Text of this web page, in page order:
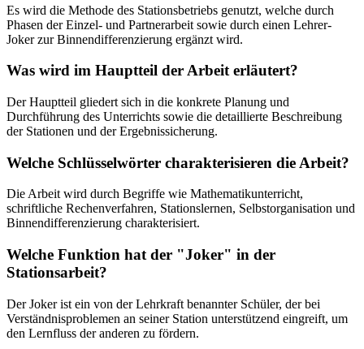
Es wird die Methode des Stationsbetriebs genutzt, welche durch
Phasen der Einzel- und Partnerarbeit sowie durch einen Lehrer-
Joker zur Binnendifferenzierung ergänzt wird.
Was wird im Hauptteil der Arbeit erläutert?
Der Hauptteil gliedert sich in die konkrete Planung und
Durchführung des Unterrichts sowie die detaillierte Beschreibung
der Stationen und der Ergebnissicherung.
Welche Schlüsselwörter charakterisieren die Arbeit?
Die Arbeit wird durch Begriffe wie Mathematikunterricht,
schriftliche Rechenverfahren, Stationslernen, Selbstorganisation und
Binnendifferenzierung charakterisiert.
Welche Funktion hat der "Joker" in der
Stationsarbeit?
Der Joker ist ein von der Lehrkraft benannter Schüler, der bei
Verständnisproblemen an seiner Station unterstützend eingreift, um
den Lernfluss der anderen zu fördern.